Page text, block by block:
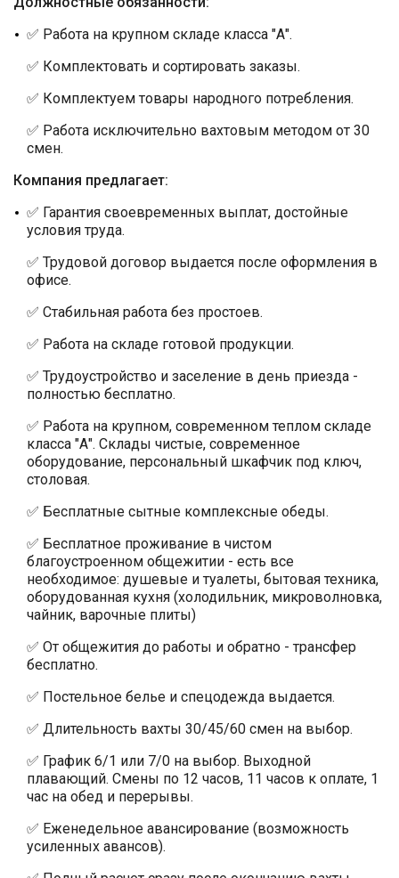
✅ Работа на крупном складе класса "А".
✅ Комплектовать и сортировать заказы.
✅ Комплектуем товары народного потребления.
✅ Работа исключительно вахтовым методом от 30
смен.
Компания предлагает:
✅ Гарантия своевременных выплат, достойные
условия труда.
✅ Трудовой договор выдается после оформления в
офисе.
✅ Стабильная работа без простоев.
✅ Работа на складе готовой продукции.
✅ Трудоустройство и заселение в день приезда -
полностью бесплатно.
✅ Работа на крупном, современном теплом складе
класса "А". Склады чистые, современное
оборудование, персональный шкафчик под ключ,
столовая.
✅ Бесплатные сытные комплексные обеды.
✅ Бесплатное проживание в чистом
благоустроенном общежитии - есть все
необходимое: душевые и туалеты, бытовая техника,
оборудованная кухня (холодильник, микроволновка,
чайник, варочные плиты)
✅ От общежития до работы и обратно - трансфер
бесплатно.
✅ Постельное белье и спецодежда выдается.
✅ Длительность вахты 30/45/60 смен на выбор.
✅ График 6/1 или 7/0 на выбор. Выходной
плавающий. Смены по 12 часов, 11 часов к оплате, 1
час на обед и перерывы.
✅ Еженедельное авансирование (возможность
усиленных авансов).